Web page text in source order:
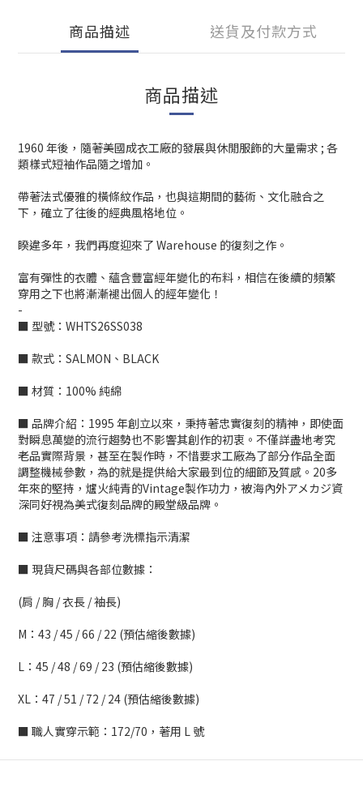
商品描述 送貨及付款方式
商品描述
1960 年後，隨著美國成衣工廠的發展與休閒服飾的大量需求 ; 各
類樣式短袖作品隨之增加。
帶著法式優雅的橫條紋作品，也與這期間的藝術、文化融合之
下，確立了往後的經典風格地位。
睽違多年，我們再度迎來了 Warehouse 的復刻之作。
富有彈性的衣體、蘊含豐富經年變化的布料，相信在後續的頻繁
穿用之下也將漸漸褪出個人的經年變化！
-
■ 型號：WHTS26SS038
■ 款式：SALMON、BLACK
■ 材質：100% 純綿
■ 品牌介紹：1995 年創立以來，秉持著忠實復刻的精神，即使面
對瞬息萬變的流行趨勢也不影響其創作的初衷。不僅詳盡地考究
老品實際背景，甚至在製作時，不惜要求工廠為了部分作品全面
調整機械參數，為的就是提供給大家最到位的細節及質感。20多
年來的堅持，爐火純青的Vintage製作功力，被海內外アメカジ資
深同好視為美式復刻品牌的殿堂級品牌。
■ 注意事項：請參考洗標指示清潔
■ 現貨尺碼與各部位數據：
(肩 / 胸 / 衣長 / 袖長)
M：43 / 45 / 66 / 22 (預估縮後數據)
L：45 / 48 / 69 / 23 (預估縮後數據)
XL：47 / 51 / 72 / 24 (預估縮後數據)
■ 職人實穿示範：172/70，著用 L 號